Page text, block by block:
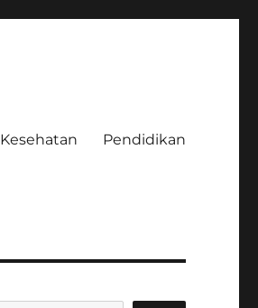
Kesehatan Pendidikan